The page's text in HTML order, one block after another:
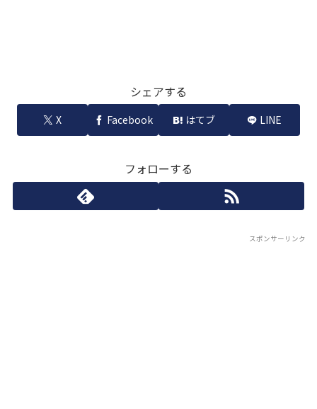
シェアする
X Facebook はてブ LINE
フォローする
スポンサーリンク